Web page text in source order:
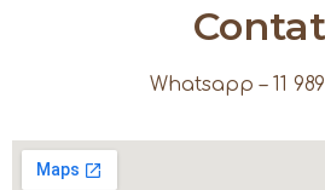
Whatsapp – 11